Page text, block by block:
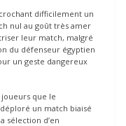
difficilement un
nul au goût très amer
leur match, malgré
du défenseur égyptien
un geste dangereux
que le
un match biaisé
sélection d’en